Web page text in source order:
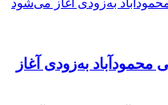
۵۰۰ مگاواتی محمودآباد به‌زودی آغاز